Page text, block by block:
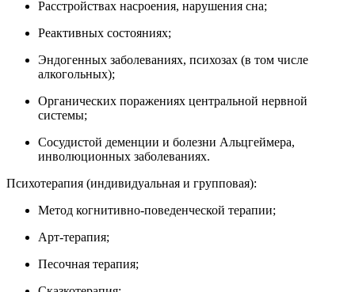
Расстройствах насроения, нарушения сна;
Реактивных состояниях;
Эндогенных заболеваниях, психозах (в том числе
алкогольных);
Органических поражениях центральной нервной
системы;
Сосудистой деменции и болезни Альцгеймера,
инволюционных заболеваниях.
Психотерапия (индивидуальная и групповая):
Метод когнитивно-поведенческой терапии;
Арт-терапия;
Песочная терапия;